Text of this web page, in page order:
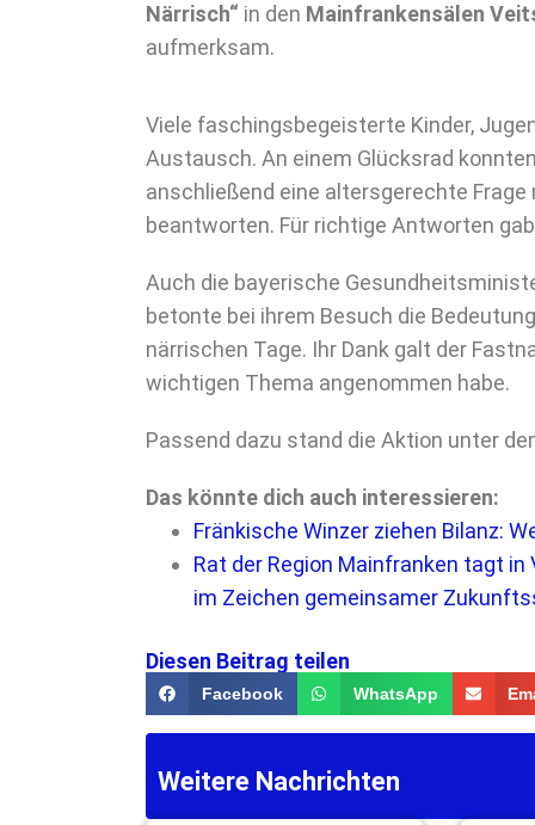
Närrisch“ in den Mainfrankensälen
aufmerksam.
Viele faschingsbegeisterte Kinder,
Austausch. An einem Glücksrad
anschließend eine altersgerechte
beantworten. Für richtige Antworten
Auch die bayerische
betonte bei ihrem Besuch die
närrischen Tage. Ihr Dank galt der
wichtigen Thema angenommen habe.
Passend dazu stand die Aktion unter
Das könnte dich auch interessieren:
Fränkische Winzer ziehen Bilanz:
Rat der Region Mainfranken tagt
im Zeichen gemeinsamer
Diesen Beitrag teilen
Facebook WhatsApp
Weitere Nachrichten